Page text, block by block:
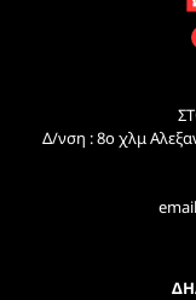
Δ/νση : 8ο χλμ